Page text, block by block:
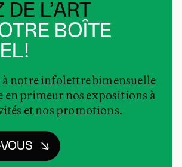
L’ART
BOÎTE
notre infolettre bimensuelle
primeur nos expositions à
et nos promotions.